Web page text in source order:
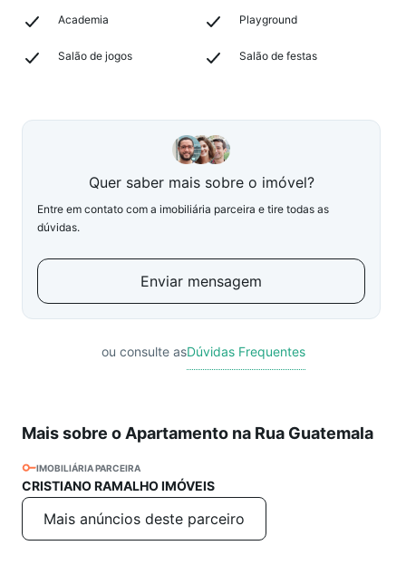
Academia Playground
Salão de jogos Salão de festas
Quer saber mais sobre o imóvel?
Entre em contato com a imobiliária parceira e tire todas as
dúvidas.
Enviar mensagem
ou consulte asDúvidas Frequentes
Mais sobre o Apartamento na Rua Guatemala
IMOBILIÁRIA PARCEIRA
CRISTIANO RAMALHO IMÓVEIS
Mais anúncios deste parceiro